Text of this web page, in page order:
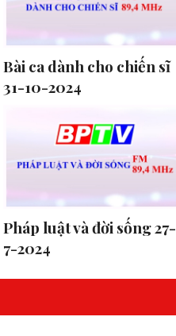
Bài ca dành cho chiến sĩ
31-10-2024
Pháp luật và đời sống 27-
7-2024